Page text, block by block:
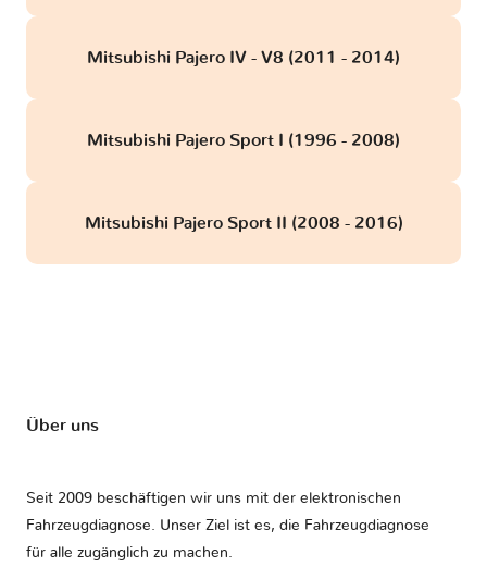
Mitsubishi Pajero IV - V8 (2011 - 2014)
Mitsubishi Pajero Sport I (1996 - 2008)
Mitsubishi Pajero Sport II (2008 - 2016)
Über uns
Seit 2009 beschäftigen wir uns mit der elektronischen
Fahrzeugdiagnose. Unser Ziel ist es, die Fahrzeugdiagnose
für alle zugänglich zu machen.